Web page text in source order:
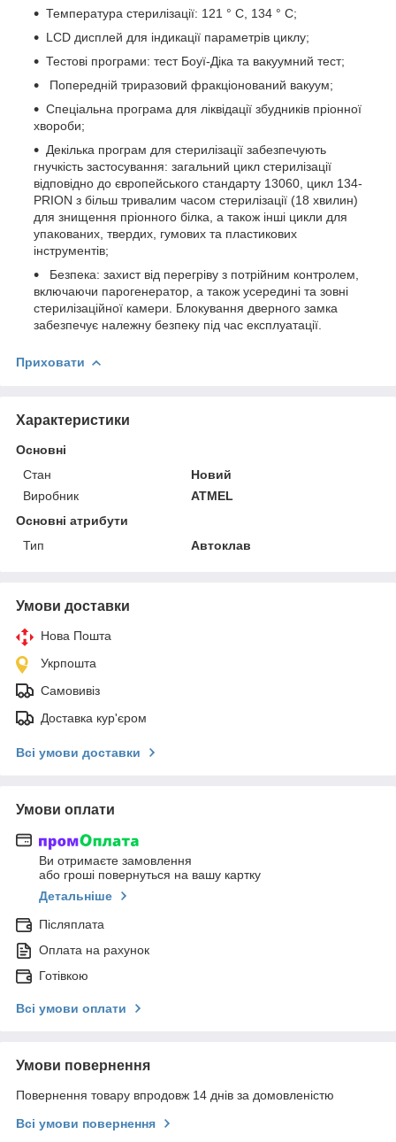
Температура стерилізації: 121 ° C, 134 ° C;
LCD дисплей для індикації параметрів циклу;
Тестові програми: тест Боуї-Діка та вакуумний тест;
Попередній триразовий фракціонований вакуум;
Спеціальна програма для ліквідації збудників пріонної
хвороби;
Декілька програм для стерилізації забезпечують
гнучкість застосування: загальний цикл стерилізації
відповідно до європейського стандарту 13060, цикл 134-
PRION з більш тривалим часом стерилізації (18 хвилин)
для знищення пріонного білка, а також інші цикли для
упакованих, твердих, гумових та пластикових
інструментів;
Безпека: захист від перегріву з потрійним контролем,
включаючи парогенератор, а також усередині та зовні
стерилізаційної камери. Блокування дверного замка
забезпечує належну безпеку під час експлуатації.
Приховати
Характеристики
Основні
Стан
Новий
Виробник
ATMEL
Основні атрибути
Тип
Автоклав
Умови доставки
Нова Пошта
Укрпошта
Самовивіз
Доставка кур'єром
Всі умови доставки
Умови оплати
Ви отримаєте замовлення
або гроші повернуться на вашу картку
Детальніше
Післяплата
Оплата на рахунок
Готівкою
Всі умови оплати
Умови повернення
Повернення товару впродовж 14 днів за домовленістю
Всі умови повернення